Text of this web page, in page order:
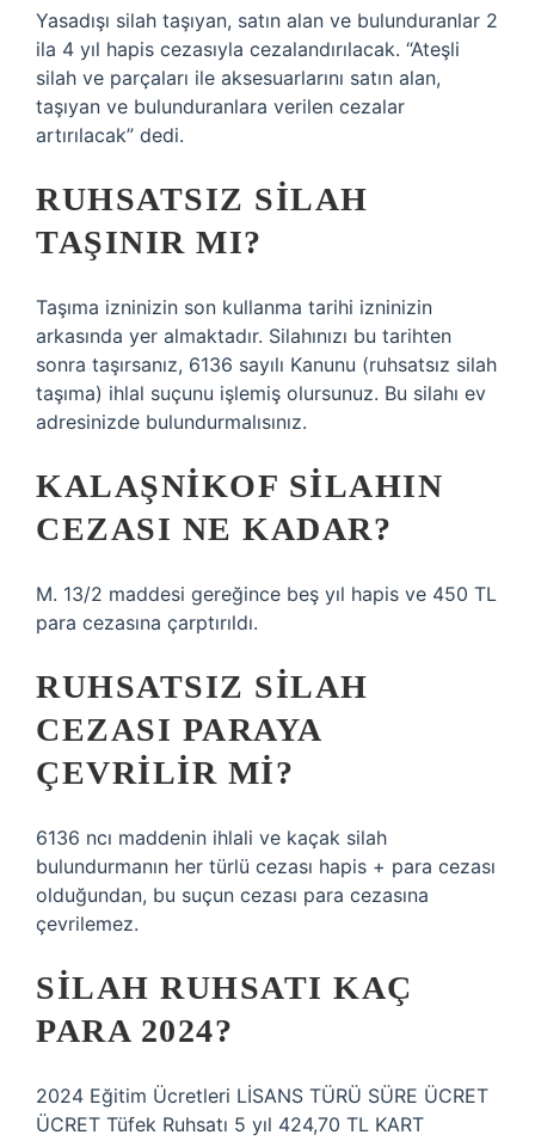
Yasadışı silah taşıyan, satın alan ve bulunduranlar 2
ila 4 yıl hapis cezasıyla cezalandırılacak. “Ateşli
silah ve parçaları ile aksesuarlarını satın alan,
taşıyan ve bulunduranlara verilen cezalar
artırılacak” dedi.
RUHSATSIZ SILAH
TAŞINIR MI?
Taşıma izninizin son kullanma tarihi izninizin
arkasında yer almaktadır. Silahınızı bu tarihten
sonra taşırsanız, 6136 sayılı Kanunu (ruhsatsız silah
taşıma) ihlal suçunu işlemiş olursunuz. Bu silahı ev
adresinizde bulundurmalısınız.
KALAŞNIKOF SILAHIN
CEZASI NE KADAR?
M. 13/2 maddesi gereğince beş yıl hapis ve 450 TL
para cezasına çarptırıldı.
RUHSATSIZ SILAH
CEZASI PARAYA
ÇEVRILIR MI?
6136 ncı maddenin ihlali ve kaçak silah
bulundurmanın her türlü cezası hapis + para cezası
olduğundan, bu suçun cezası para cezasına
çevrilemez.
SILAH RUHSATI KAÇ
PARA 2024?
2024 Eğitim Ücretleri LİSANS TÜRÜ SÜRE ÜCRET
ÜCRET Tüfek Ruhsatı 5 yıl 424,70 TL KART